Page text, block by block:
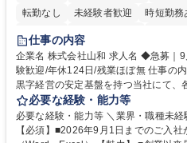
転勤なし
未経験者歓迎 時短勤務
育休あり
完全週休2日制
仕事の内容
企業名 株式会社山和 求人名 ◆急募｜9月1日入社◆【渋谷/一般事務】未経
験歓迎/年休124日/残業ほぼ無 仕事の内容 不動産事業を展開し、創業以来
黒字経営の安定基盤を持つ当社にて、
がほぼ発生せず、連続した日程の有給
方にお勧めの環境です！ 入社後はOJTを通じて丁寧に研修を行いますの
で、事務未経験の方でも安心して臨む
必要な経験・能力等
必要な経験・能力等 ＼業界・職種未
【必須】■2026年9月1日までのご入